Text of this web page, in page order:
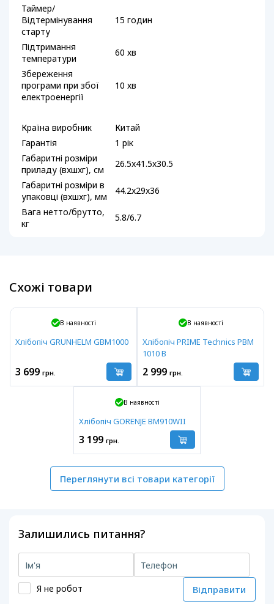
Таймер/
Відтермінування
старту
15 годин
Підтримання
температури
60 хв
Збереження
програми при збої
електроенергії
10 хв
Країна виробник
Китай
Гарантія
1 рік
Габаритні розміри
приладу (вxшxг), см
26.5x41.5x30.5
Габаритні розміри в
упаковці (вxшxг), мм
44.2x29x36
Вага нетто/брутто,
кг
5.8/6.7
Схожі товари
В наявності
Хлібопіч GRUNHELM GBM1000
3 699 грн.
В наявності
Хлібопіч PRIME Technics PBM
1010 B
2 999 грн.
В наявності
Хлібопіч GORENJE BM910WII
3 199 грн.
Переглянути всі товари категорії
Залишились питання?
Я не робот Відправити